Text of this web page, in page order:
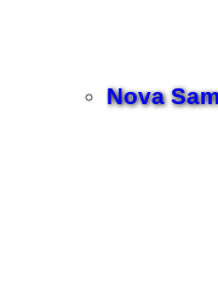
Nova